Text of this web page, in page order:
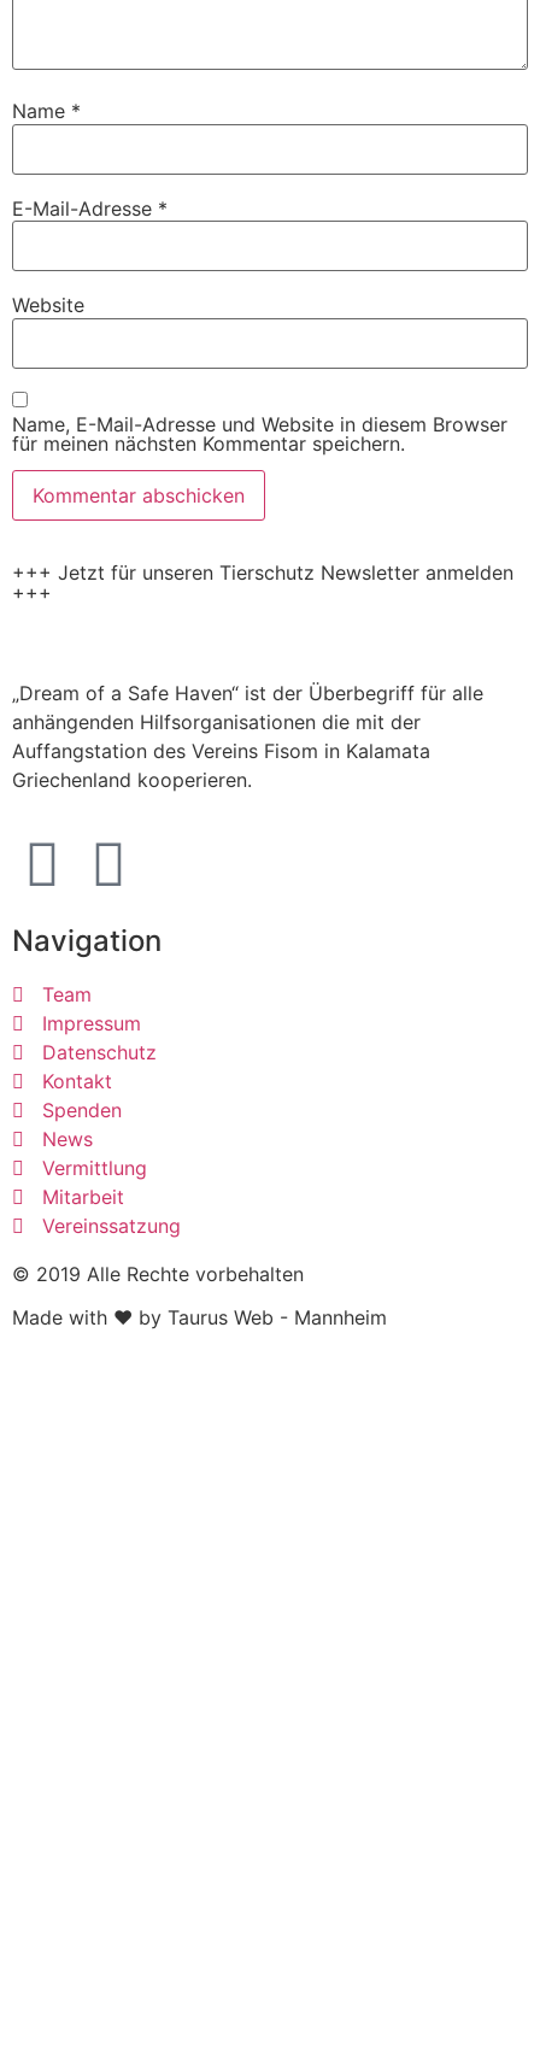
Name *
E-Mail-Adresse *
Website
Name, E-Mail-Adresse und Website in diesem Browser
für meinen nächsten Kommentar speichern.
+++ Jetzt für unseren Tierschutz Newsletter anmelden
+++
„Dream of a Safe Haven“ ist der Überbegriff für alle
anhängenden Hilfsorganisationen die mit der
Auffangstation des Vereins Fisom in Kalamata
Griechenland kooperieren.
Navigation
Team
Impressum
Datenschutz
Kontakt
Spenden
News
Vermittlung
Mitarbeit
Vereinssatzung
© 2019 Alle Rechte vorbehalten
Made with ❤ by Taurus Web - Mannheim